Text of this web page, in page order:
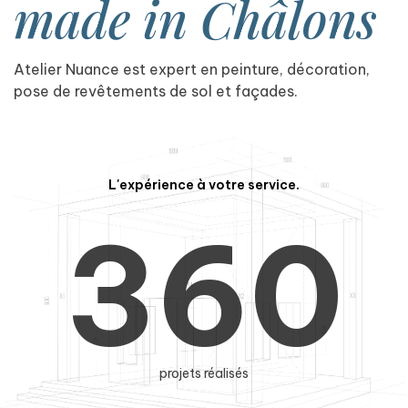
made in Châlons
Atelier Nuance est expert en peinture, décoration,
pose de revêtements de sol et façades.
L'expérience à votre service.
2
3
5
60
projets réalisés